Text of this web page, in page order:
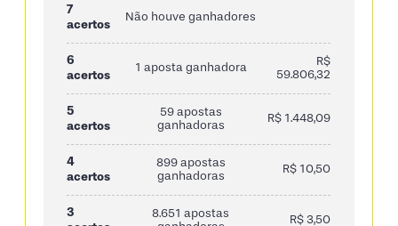
7
acertos
Não houve ganhadores
6
acertos
1 aposta ganhadora
R$
59.806,32
5
acertos
59 apostas
ganhadoras
R$ 1.448,09
4
acertos
899 apostas
ganhadoras
R$ 10,50
3
8.651 apostas
R$ 3,50